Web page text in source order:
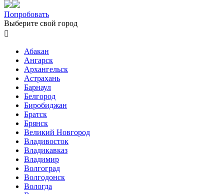
Попробовать
Выберите свой город

Абакан
Ангарск
Архангельск
Астрахань
Барнаул
Белгород
Биробиджан
Братск
Брянск
Великий Новгород
Владивосток
Владикавказ
Владимир
Волгоград
Волгодонск
Вологда